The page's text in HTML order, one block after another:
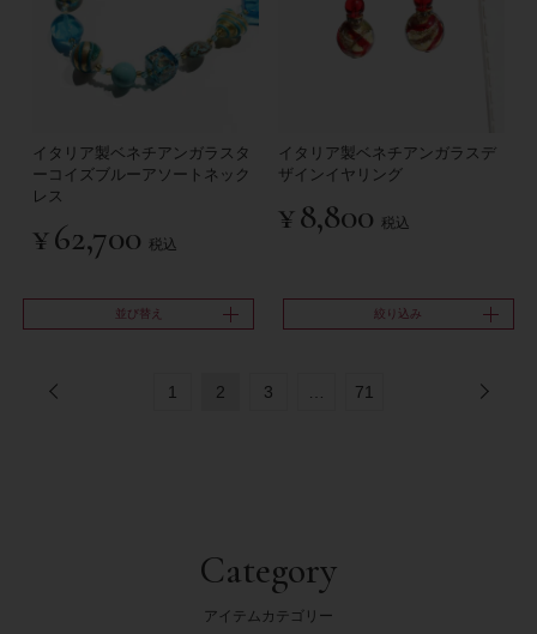
イタリア製ベネチアンガラスタ
ーコイズブルーアソートネック
レス
¥62,700 税込
イタリア製ベネチアンガラスデ
ザインイヤリング
¥8,800 税込
並び替え 絞り込み
1 2 3 71
Category
アイテムカテゴリー